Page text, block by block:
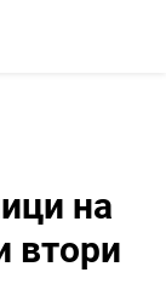
на
втори